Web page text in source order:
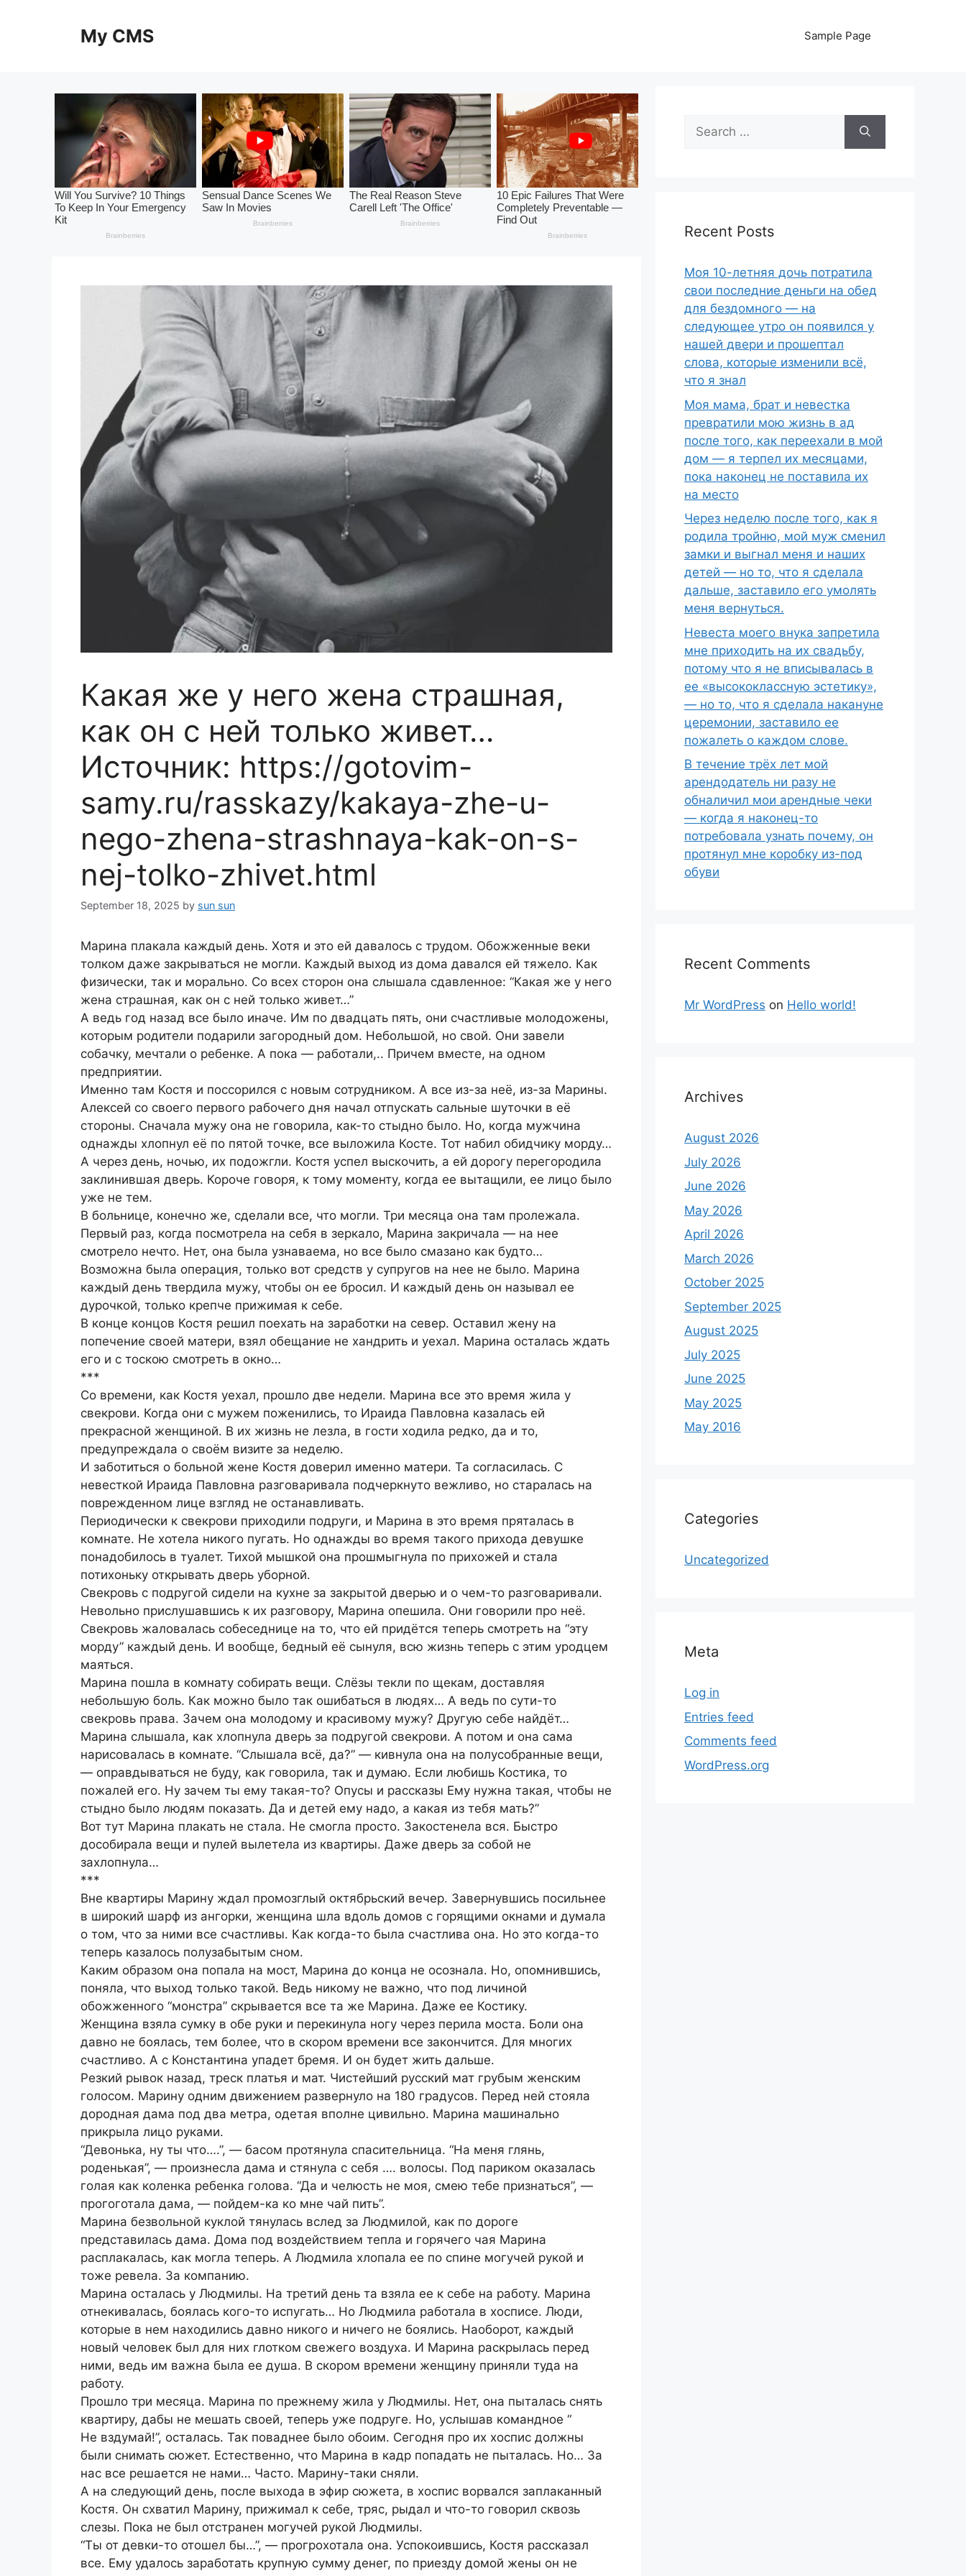
My CMS Sample Page
Какая же у него жена страшная,
как он с ней только живет…
Источник: https://gotovim-
samy.ru/rasskazy/kakaya-zhe-u-
nego-zhena-strashnaya-kak-on-s-
nej-tolko-zhivet.html
September 18, 2025 by sun sun
Марина плакала каждый день. Хотя и это ей давалось с трудом. Обожженные веки
толком даже закрываться не могли. Каждый выход из дома давался ей тяжело. Как
физически, так и морально. Со всех сторон она слышала сдавленное: “Какая же у него
жена страшная, как он с ней только живет…”
А ведь год назад все было иначе. Им по двадцать пять, они счастливые молодожены,
которым родители подарили загородный дом. Небольшой, но свой. Они завели
собачку, мечтали о ребенке. А пока — работали,.. Причем вместе, на одном
предприятии.
Именно там Костя и поссорился с новым сотрудником. А все из-за неё, из-за Марины.
Алексей со своего первого рабочего дня начал отпускать сальные шуточки в её
стороны. Сначала мужу она не говорила, как-то стыдно было. Но, когда мужчина
однажды хлопнул её по пятой точке, все выложила Косте. Тот набил обидчику морду…
А через день, ночью, их подожгли. Костя успел выскочить, а ей дорогу перегородила
заклинившая дверь. Короче говоря, к тому моменту, когда ее вытащили, ее лицо было
уже не тем.
В больнице, конечно же, сделали все, что могли. Три месяца она там пролежала.
Первый раз, когда посмотрела на себя в зеркало, Марина закричала — на нее
смотрело нечто. Нет, она была узнаваема, но все было смазано как будто…
Возможна была операция, только вот средств у супругов на нее не было. Марина
каждый день твердила мужу, чтобы он ее бросил. И каждый день он называл ее
дурочкой, только крепче прижимая к себе.
В конце концов Костя решил поехать на заработки на север. Оставил жену на
попечение своей матери, взял обещание не хандрить и уехал. Марина осталась ждать
его и с тоскою смотреть в окно…
***
Со времени, как Костя уехал, прошло две недели. Марина все это время жила у
свекрови. Когда они с мужем поженились, то Ираида Павловна казалась ей
прекрасной женщиной. В их жизнь не лезла, в гости ходила редко, да и то,
предупреждала о своём визите за неделю.
И заботиться о больной жене Костя доверил именно матери. Та согласилась. С
невесткой Ираида Павловна разговаривала подчеркнуто вежливо, но старалась на
поврежденном лице взгляд не останавливать.
Периодически к свекрови приходили подруги, и Марина в это время пряталась в
комнате. Не хотела никого пугать. Но однажды во время такого прихода девушке
понадобилось в туалет. Тихой мышкой она прошмыгнула по прихожей и стала
потихоньку открывать дверь уборной.
Свекровь с подругой сидели на кухне за закрытой дверью и о чем-то разговаривали.
Невольно прислушавшись к их разговору, Марина опешила. Они говорили про неё.
Свекровь жаловалась собеседнице на то, что ей придётся теперь смотреть на “эту
морду” каждый день. И вообще, бедный её сынуля, всю жизнь теперь с этим уродцем
маяться.
Марина пошла в комнату собирать вещи. Слёзы текли по щекам, доставляя
небольшую боль. Как можно было так ошибаться в людях… А ведь по сути-то
свекровь права. Зачем она молодому и красивому мужу? Другую себе найдёт…
Марина слышала, как хлопнула дверь за подругой свекрови. А потом и она сама
нарисовалась в комнате. “Слышала всё, да?” — кивнула она на полусобранные вещи,
— оправдываться не буду, как говорила, так и думаю. Если любишь Костика, то
пожалей его. Ну зачем ты ему такая-то? Опусы и рассказы Ему нужна такая, чтобы не
стыдно было людям показать. Да и детей ему надо, а какая из тебя мать?”
Вот тут Марина плакать не стала. Не смогла просто. Закостенела вся. Быстро
дособирала вещи и пулей вылетела из квартиры. Даже дверь за собой не
захлопнула…
***
Вне квартиры Марину ждал промозглый октябрьский вечер. Завернувшись посильнее
в широкий шарф из ангорки, женщина шла вдоль домов с горящими окнами и думала
о том, что за ними все счастливы. Как когда-то была счастлива она. Но это когда-то
теперь казалось полузабытым сном.
Каким образом она попала на мост, Марина до конца не осознала. Но, опомнившись,
поняла, что выход только такой. Ведь никому не важно, что под личиной
обожженного “монстра” скрывается все та же Марина. Даже ее Костику.
Женщина взяла сумку в обе руки и перекинула ногу через перила моста. Боли она
давно не боялась, тем более, что в скором времени все закончится. Для многих
счастливо. А с Константина упадет бремя. И он будет жить дальше.
Резкий рывок назад, треск платья и мат. Чистейший русский мат грубым женским
голосом. Марину одним движением развернуло на 180 градусов. Перед ней стояла
дородная дама под два метра, одетая вполне цивильно. Марина машинально
прикрыла лицо руками.
“Девонька, ну ты что….”, — басом протянула спасительница. “На меня глянь,
роденькая”, — произнесла дама и стянула с себя …. волосы. Под париком оказалась
голая как коленка ребенка голова. “Да и челюсть не моя, смею тебе признаться”, —
прогоготала дама, — пойдем-ка ко мне чай пить”.
Марина безвольной куклой тянулась вслед за Людмилой, как по дороге
представилась дама. Дома под воздействием тепла и горячего чая Марина
расплакалась, как могла теперь. А Людмила хлопала ее по спине могучей рукой и
тоже ревела. За компанию.
Марина осталась у Людмилы. На третий день та взяла ее к себе на работу. Марина
отнекивалась, боялась кого-то испугать… Но Людмила работала в хосписе. Люди,
которые в нем находились давно никого и ничего не боялись. Наоборот, каждый
новый человек был для них глотком свежего воздуха. И Марина раскрылась перед
ними, ведь им важна была ее душа. В скором времени женщину приняли туда на
работу.
Прошло три месяца. Марина по прежнему жила у Людмилы. Нет, она пыталась снять
квартиру, дабы не мешать своей, теперь уже подруге. Но, услышав командное “
Не вздумай!”, осталась. Так поваднее было обоим. Сегодня про их хоспис должны
были снимать сюжет. Естественно, что Марина в кадр попадать не пыталась. Но… За
нас все решается не нами… Часто. Марину-таки сняли.
А на следующий день, после выхода в эфир сюжета, в хоспис ворвался заплаканный
Костя. Он схватил Марину, прижимал к себе, тряс, рыдал и что-то говорил сквозь
слезы. Пока не был отстранен могучей рукой Людмилы.
“Ты от девки-то отошел бы…”, — прогрохотала она. Успокоившись, Костя рассказал
все. Ему удалось заработать крупную сумму денег, по приезду домой жены он не
Search
for:
Recent Posts
Моя 10-летняя дочь потратила
свои последние деньги на обед
для бездомного — на
следующее утро он появился у
нашей двери и прошептал
слова, которые изменили всё,
что я знал
Моя мама, брат и невестка
превратили мою жизнь в ад
после того, как переехали в мой
дом — я терпел их месяцами,
пока наконец не поставила их
на место
Через неделю после того, как я
родила тройню, мой муж сменил
замки и выгнал меня и наших
детей — но то, что я сделала
дальше, заставило его умолять
меня вернуться.
Невеста моего внука запретила
мне приходить на их свадьбу,
потому что я не вписывалась в
ее «высококлассную эстетику»,
— но то, что я сделала накануне
церемонии, заставило ее
пожалеть о каждом слове.
В течение трёх лет мой
арендодатель ни разу не
обналичил мои арендные чеки
— когда я наконец-то
потребовала узнать почему, он
протянул мне коробку из-под
обуви
Recent Comments
Mr WordPress on Hello world!
Archives
August 2026
July 2026
June 2026
May 2026
April 2026
March 2026
October 2025
September 2025
August 2025
July 2025
June 2025
May 2025
May 2016
Categories
Uncategorized
Meta
Log in
Entries feed
Comments feed
WordPress.org